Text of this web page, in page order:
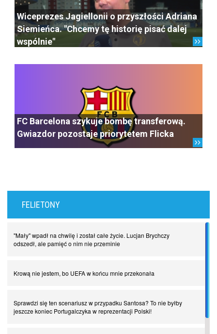
Wiceprezes Jagiellonii o przyszłości Adriana
Siemieńca. "Chcemy tę historię pisać dalej
wspólnie"
FC Barcelona szykuje bombę transferową.
Gwiazdor pozostaje priorytetem Flicka
FELIETONY
"Mały" wpadł na chwilę i został całe życie. Lucjan Brychczy
odszedł, ale pamięć o nim nie przeminie
Krową nie jestem, bo UEFA w końcu mnie przekonała
Sprawdzi się ten scenariusz w przypadku Santosa? To nie byłby
jeszcze koniec Portugalczyka w reprezentacji Polski!